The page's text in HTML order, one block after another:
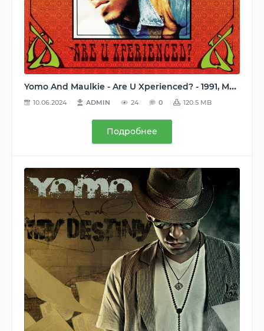
Yomo And Maulkie - Are U Xperienced? - 1991, MP3 (tracks), 320 kbps
10.06.2024 ADMIN 24 0 120.5 MB
Подробнее